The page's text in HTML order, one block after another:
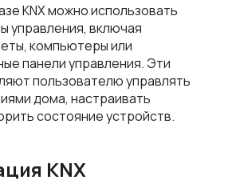
KNX можно использовать
управления, включая
компьютеры или
панели управления. Эти
пользователю управлять
дома, настраивать
состояние устройств.
KNX